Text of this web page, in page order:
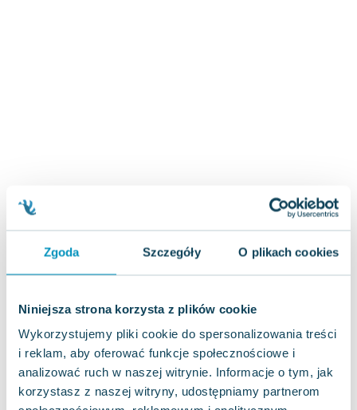
Zgoda Szczegóły O plikach cookies
Niniejsza strona korzysta z plików cookie
Wykorzystujemy pliki cookie do spersonalizowania treści
i reklam, aby oferować funkcje społecznościowe i
analizować ruch w naszej witrynie. Informacje o tym, jak
korzystasz z naszej witryny, udostępniamy partnerom
Joanna Racewicz
Maria Seweryn
Janina Zającówna
Eric Helms
Nela Mała Reporterka
Agnieszka Maciąg
Barbara Wrzesińska
Terry Pratchett
Virginia Woolf